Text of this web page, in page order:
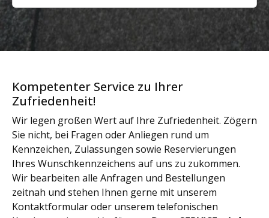
Kompetenter Service zu Ihrer
Zufriedenheit!
Wir legen großen Wert auf Ihre Zufriedenheit. Zögern
Sie nicht, bei Fragen oder Anliegen rund um
Kennzeichen, Zulassungen sowie Reservierungen
Ihres Wunschkennzeichens auf uns zu zukommen.
Wir bearbeiten alle Anfragen und Bestellungen
zeitnah und stehen Ihnen gerne mit unserem
Kontaktformular oder unserem telefonischen